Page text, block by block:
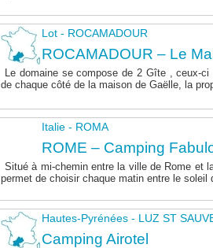
Lot - ROCAMADOUR
ROCAMADOUR – Le
Le domaine se compose de 2 Gîte , ceux-
de chaque côté de la maison de Gaëlle, la
Italie - ROMA
ROME – Camping
Situé à mi-chemin entre la ville de Rome et
permet de choisir chaque matin entre le soleil
Hautes-Pyrénées - LUZ ST
Camping Airotel